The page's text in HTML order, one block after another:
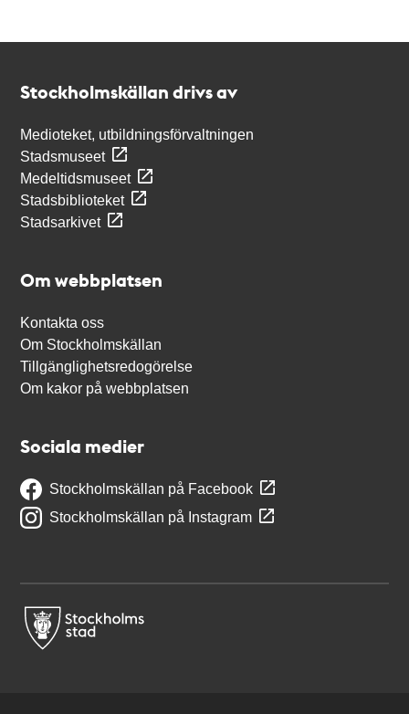
Stockholmskällan drivs av
Medioteket, utbildningsförvaltningen
Stadsmuseet
Medeltidsmuseet
Stadsbiblioteket
Stadsarkivet
Om webbplatsen
Kontakta oss
Om Stockholmskällan
Tillgänglighetsredogörelse
Om kakor på webbplatsen
Sociala medier
Stockholmskällan på Facebook
Stockholmskällan på Instagram